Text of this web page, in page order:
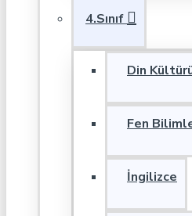
4.Sınıf
Din
Fen
İngilizce